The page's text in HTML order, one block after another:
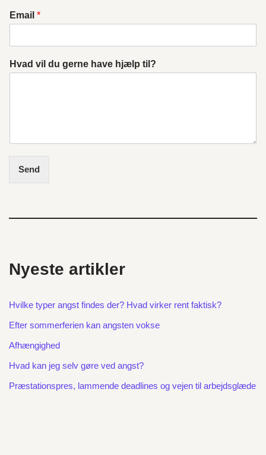
Email *
Hvad vil du gerne have hjælp til?
Send
Nyeste artikler
Hvilke typer angst findes der? Hvad virker rent faktisk?
Efter sommerferien kan angsten vokse
Afhængighed
Hvad kan jeg selv gøre ved angst?
Præstationspres, lammende deadlines og vejen til arbejdsglæde